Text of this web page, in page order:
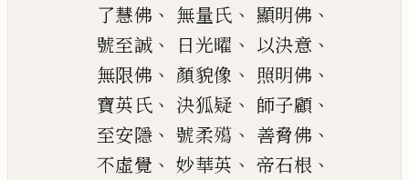
了慧佛 、 無量氏 、 顯明佛 、
號至誠 、 日光曜 、 以決意 、
無限佛 、 顏貌像 、 照明佛 、
寶英氏 、 決狐疑 、 師子顧 、
至安隱 、 號柔𭮦 、 善脅佛 、
不虛覺 、 妙華英 、 帝石根 、